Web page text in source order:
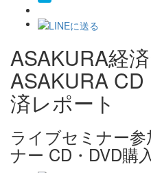
ASAKURA経
ASAKURA
済レポート
ライブセミナー参
ナー CD・DVD購